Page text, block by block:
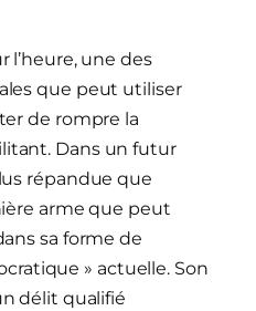
l’heure, une des
que peut utiliser
de rompre la
Dans un futur
répandue que
arme que peut
sa forme de
» actuelle. Son
délit qualifié